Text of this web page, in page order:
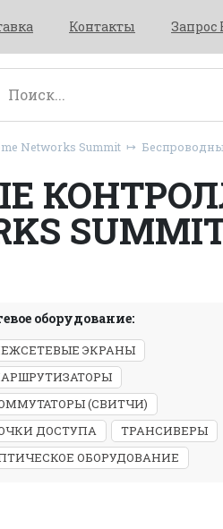
Контакты Запрос
Networks Summit
оборудование:
ЭКРАНЫ
(СВИТЧИ)
ДОСТУПА
ТРАНСИВЕРЫ
ОБОРУДОВАНИЕ